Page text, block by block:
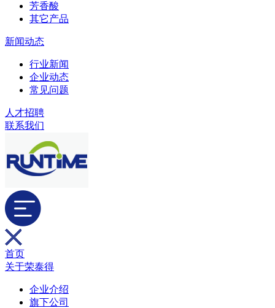
芳香酸
其它产品
新闻动态
行业新闻
企业动态
常见问题
人才招聘
联系我们
首页
关于荣泰得
企业介绍
旗下公司